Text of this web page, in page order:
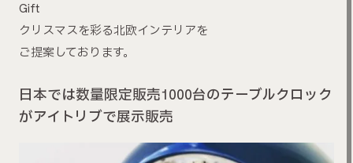
Gift
クリスマスを彩る北欧インテリアを
ご提案しております。
日本では数量限定販売1000台のテーブルクロック
がアイトリブで展示販売